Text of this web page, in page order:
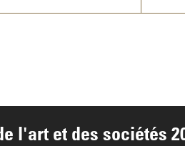
l'art et des sociétés